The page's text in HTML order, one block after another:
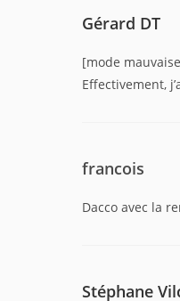
Gérard DT
[mode
Effectivement,
francois
Dacco avec la
Stéphane